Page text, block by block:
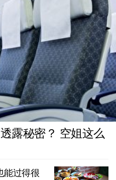
露秘密？ 空姐这么
能过得很